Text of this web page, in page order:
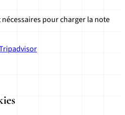
pour charger la note